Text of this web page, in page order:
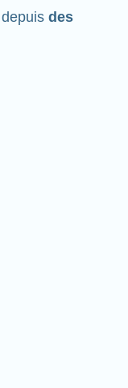
depuisdes